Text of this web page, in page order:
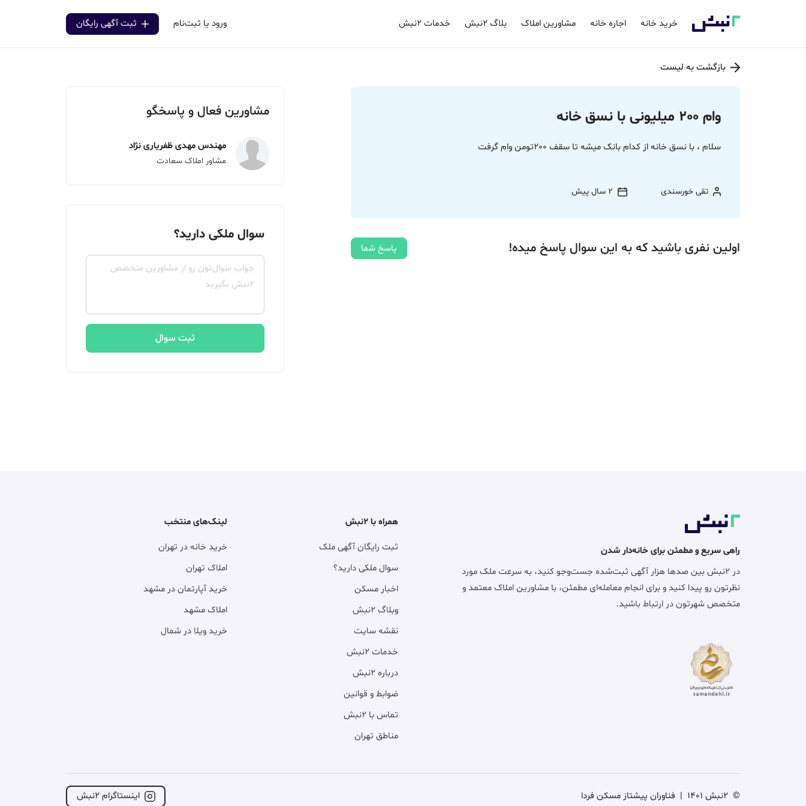
خرید خانه اجاره خانه مشاورین املاک بلاگ ۲نبش خدمات ۲نبش ورود یا ثبت‌نام ثبت آگهی رایگان
بازگشت به لیست
وام 200 میلیونی با نسق خانه
سلام ، با نسق خانه از کدام بانک میشه تا سقف 200تومن وام گرفت
تقی خورسندی 2 سال پیش
اولین نفری باشید که به این سوال پاسخ میده! پاسخ شما
مشاورین فعال و پاسخگو
مهندس مهدی ظفریاری نژاد
مشاور املاک سعادت
سوال ملکی دارید؟
ثبت سوال
راهی سریع و مطمئن برای خانه‌دار شدن
در ۲نبش بین صدها هزار آگهی ثبت‌شده جست‌وجو کنید، به سرعت ملک مورد
نظرتون رو پیدا کنید و برای انجام معامله‌ای مطمئن، با مشاورین املاک معتمد و
متخصص شهرتون در ارتباط باشید.
همراه با ۲نبش
ثبت رایگان آگهی ملک
سوال ملکی دارید؟
اخبار مسکن
وبلاگ ۲نبش
نقشه سایت
خدمات ۲نبش
درباره ۲نبش
ضوابط و قوانین
تماس با ۲نبش
مناطق تهران
لینک‌های منتخب
خرید خانه در تهران
املاک تهران
خرید آپارتمان در مشهد
املاک مشهد
خرید ویلا در شمال
اینستاگرام ۲نبش © 2نبش 1401 | فناوران پیشتاز مسکن فردا